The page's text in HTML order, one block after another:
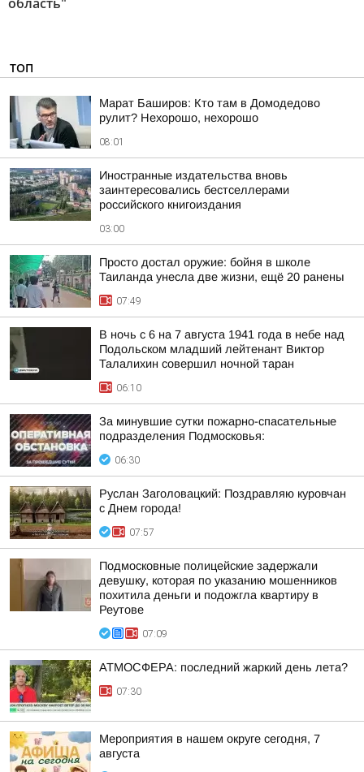
ТОП
Марат Баширов: Кто там в Домодедово
рулит? Нехорошо, нехорошо
08:01
Иностранные издательства вновь
заинтересовались бестселлерами
российского книгоиздания
03:00
Просто достал оружие: бойня в школе
Таиланда унесла две жизни, ещё 20 ранены
07:49
В ночь с 6 на 7 августа 1941 года в небе над
Подольском младший лейтенант Виктор
Талалихин совершил ночной таран
06:10
За минувшие сутки пожарно-спасательные
подразделения Подмосковья:
06:30
Руслан Заголовацкий: Поздравляю куровчан
с Днем города!
07:57
Подмосковные полицейские задержали
девушку, которая по указанию мошенников
похитила деньги и подожгла квартиру в
Реутове
07:09
АТМОСФЕРА: последний жаркий день лета?
07:30
Мероприятия в нашем округе сегодня, 7
августа